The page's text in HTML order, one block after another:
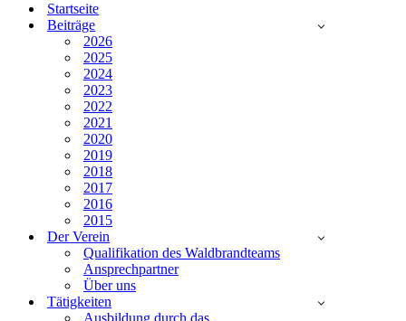
Startseite
Beiträge
2026
2025
2024
2023
2022
2021
2020
2019
2018
2017
2016
2015
Der Verein
Qualifikation des Waldbrandteams
Ansprechpartner
Über uns
Tätigkeiten
Ausbildung durch das